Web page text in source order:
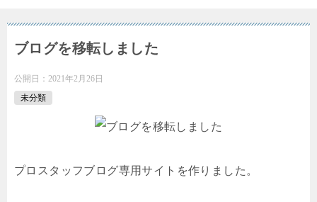
ブログを移転しました
公開日： 2021年2月26日
未分類
プロスタッフブログ専用サイトを作りました。